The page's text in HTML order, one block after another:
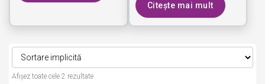
Citește mai mult
Afișez toate cele 2 rezultate